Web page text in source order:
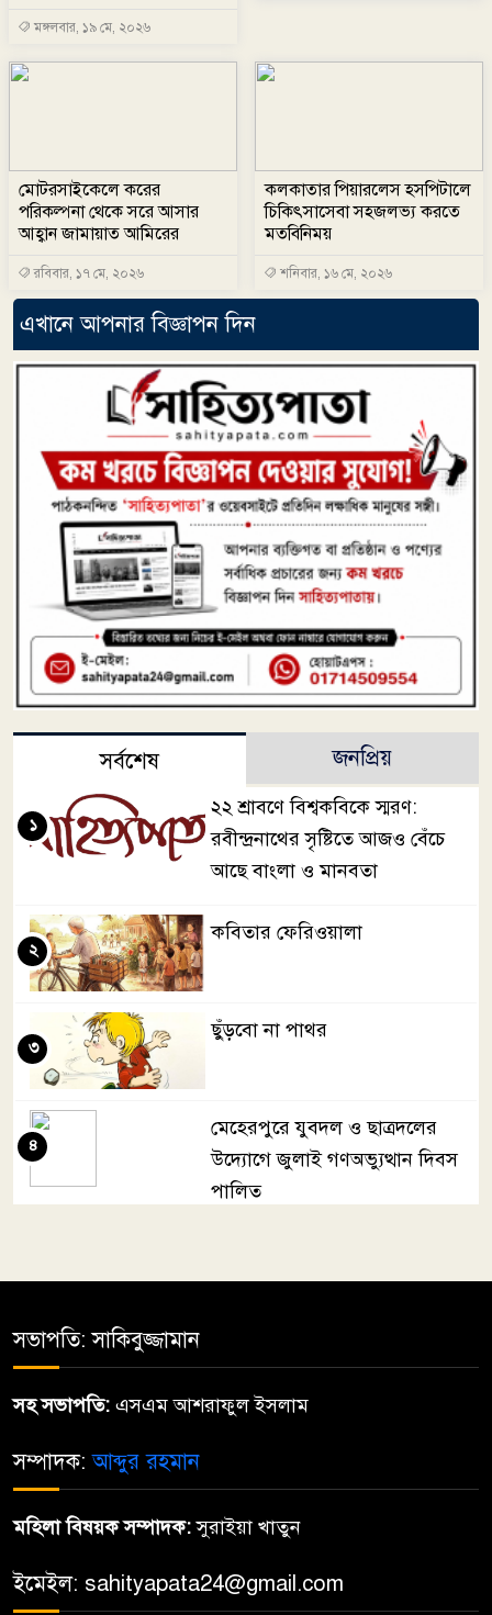
মঙ্গলবার, ১৯ মে, ২০২৬
মোটরসাইকেলে করের
পরিকল্পনা থেকে সরে আসার
আহ্বান জামায়াত আমিরের
রবিবার, ১৭ মে, ২০২৬
কলকাতার পিয়ারলেস হসপিটালে
চিকিৎসাসেবা সহজলভ্য করতে
মতবিনিময়
শনিবার, ১৬ মে, ২০২৬
এখানে আপনার বিজ্ঞাপন দিন
সর্বশেষ জনপ্রিয়
২২ শ্রাবণে বিশ্বকবিকে স্মরণ:
রবীন্দ্রনাথের সৃষ্টিতে আজও বেঁচে
আছে বাংলা ও মানবতা
১
কবিতার ফেরিওয়ালা
২
ছুঁড়বো না পাথর
৩
মেহেরপুরে যুবদল ও ছাত্রদলের
উদ্যোগে জুলাই গণঅভ্যুত্থান দিবস
পালিত
৪
৬
৭
দিব্য রথের রশ্মি
সভাপতি: সাকিবুজ্জামান
সহ সভাপতি: এসএম আশরাফুল ইসলাম
সম্পাদক:আব্দুর রহমান
মহিলা বিষয়ক সম্পাদক:সুরাইয়া খাতুন
ইমেইল: sahityapata24@gmail.com